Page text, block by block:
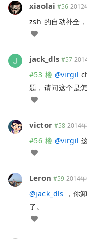
xiaolai #56 2012
zsh 的自动补全
jack_dls #57
#53 楼 @virgil
题，请问这个是
victor #58 2014
#56 楼 @virgil
Leron #59 2014
@jack_dls ，你
了。